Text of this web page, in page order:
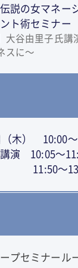
説の女マネー
ト術セミナー
大谷由里子氏講
スに～
（木） 10:00
演 10:05～
11:50～
プセミナール